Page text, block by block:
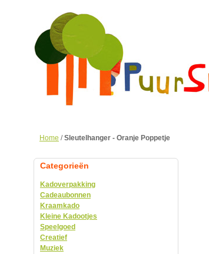
Home /Sleutelhanger - Oranje Poppetje
Categorieën
Kadoverpakking
Cadeaubonnen
Kraamkado
Kleine Kadootjes
Speelgoed
Creatief
Muziek